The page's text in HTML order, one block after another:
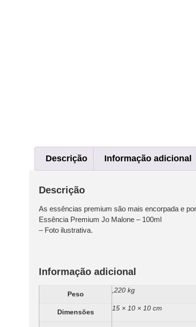
Descrição Informação adicional
Descrição
As essências premium são mais encorpada e
Essência Premium Jo Malone – 100ml
– Foto ilustrativa.
Informação adicional
Peso
,220 kg
Dimensões
15 × 10 × 10 cm